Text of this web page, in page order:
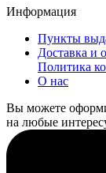
Информация
Пункты
Доставка и
Политика
О нас
Вы можете
на любые